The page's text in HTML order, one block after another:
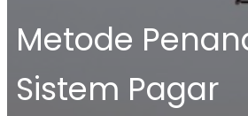
Metode
Sistem Pagar